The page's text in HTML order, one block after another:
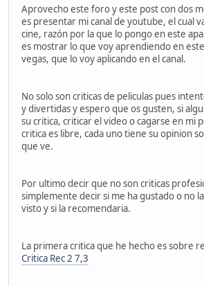
Aprovecho este foro y este post con dos
es presentar mi canal de youtube, el cual
cine, razón por la que lo pongo en este
es mostrar lo que voy aprendiendo en
vegas, que lo voy aplicando en el canal.
No solo son criticas de peliculas pues
y divertidas y espero que os gusten, si
su critica, criticar el video o cagarse en mi
critica es libre, cada uno tiene su opinion
que ve.
Por ultimo decir que no son criticas
simplemente decir si me ha gustado o no
visto y si la recomendaria.
La primera critica que he hecho es sobre
Critica Rec 2 7,3